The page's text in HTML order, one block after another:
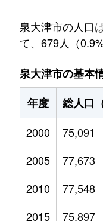
泉大津市の人口
て、679人（
泉大津市の基本
年度
総人口
2000
75,091
2005
77,673
2010
77,548
2015
75,897